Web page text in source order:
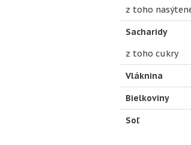
z toho
Sacharidy
z toho cukry
Vláknina
Bielkoviny
Soľ